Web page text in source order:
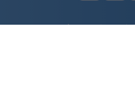
LUNIFIN S.r.l. a socio